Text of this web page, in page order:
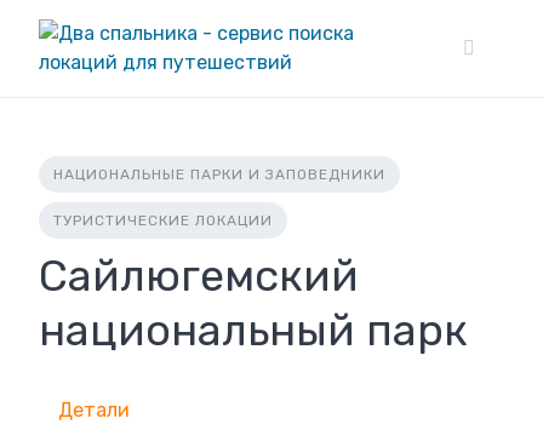
content
НАЦИОНАЛЬНЫЕ ПАРКИ И ЗАПОВЕДНИКИ
ТУРИСТИЧЕСКИЕ ЛОКАЦИИ
Сайлюгемский
национальный парк
Детали